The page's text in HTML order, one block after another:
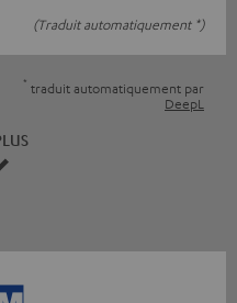
(Traduit automatiquement *)
* traduit automatiquement par
DeepL